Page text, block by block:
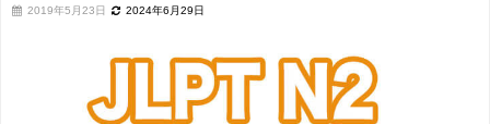
2019年5月23日 2024年6月29日